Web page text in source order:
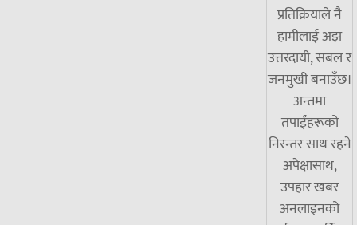
प्रतिक्रियाले नै
हामीलाई अझ
उत्तरदायी, सबल र
जनमुखी बनाउँछ।
अन्तमा
तपाईंहरूको
निरन्तर साथ रहने
अपेक्षासाथ,
उपहार खबर
अनलाइनको